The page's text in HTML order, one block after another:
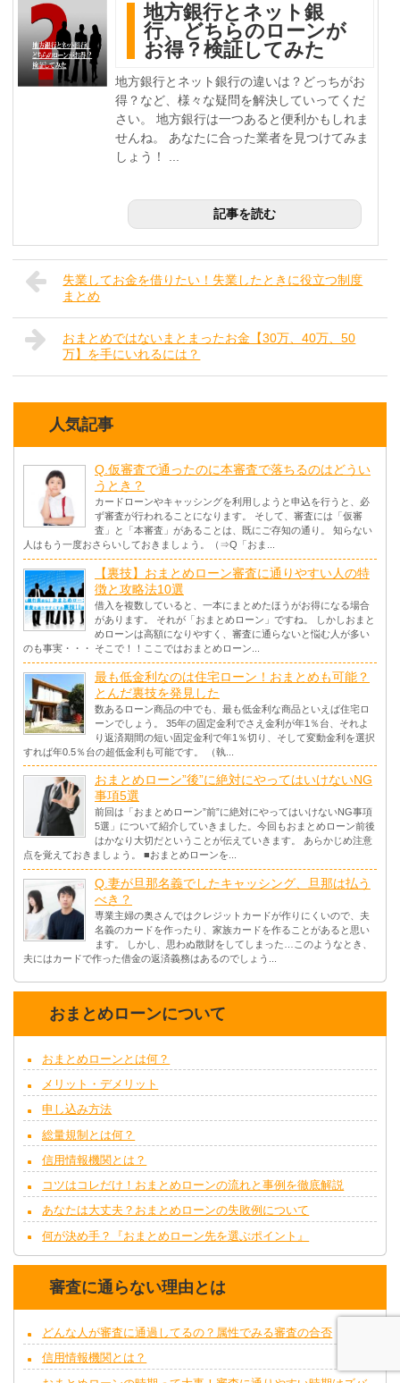
地方銀行とネット銀
行、どちらのローンが
お得？検証してみた
地方銀行とネット銀行の違いは？どっちがお
得？など、様々な疑問を解決していってくだ
さい。 地方銀行は一つあると便利かもしれま
せんね。 あなたに合った業者を見つけてみま
しょう！ ...
記事を読む
失業してお金を借りたい！失業したときに役立つ制度
まとめ
おまとめではないまとまったお金【30万、40万、50
万】を手にいれるには？
人気記事
Q.仮審査で通ったのに本審査で落ちるのはどうい
うとき？
カードローンやキャッシングを利用しようと申込を行うと、必
ず審査が行われることになります。 そして、審査には「仮審
査」と「本審査」があることは、既にご存知の通り。 知らない
人はもう一度おさらいしておきましょう。（⇒Q「おま...
【裏技】おまとめローン審査に通りやすい人の特
徴と攻略法10選
借入を複数していると、一本にまとめたほうがお得になる場合
があります。 それが「おまとめローン」ですね。 しかしおまと
めローンは高額になりやすく、審査に通らないと悩む人が多い
のも事実・・・ そこで！！ここではおまとめローン...
最も低金利なのは住宅ローン！おまとめも可能？
とんだ裏技を発見した
数あるローン商品の中でも、最も低金利な商品といえば住宅ロ
ーンでしょう。 35年の固定金利でさえ金利が年1％台、それよ
り返済期間の短い固定金利で年1％切り、そして変動金利を選択
すれば年0.5％台の超低金利も可能です。 （執...
おまとめローン”後”に絶対にやってはいけないNG
事項5選
前回は「おまとめローン”前”に絶対にやってはいけないNG事項
5選」について紹介していきました。今回もおまとめローン前後
はかなり大切だということが伝えていきます。 あらかじめ注意
点を覚えておきましょう。 ■おまとめローンを...
Q.妻が旦那名義でしたキャッシング、旦那は払う
べき？
専業主婦の奥さんではクレジットカードが作りにくいので、夫
名義のカードを作ったり、家族カードを作ることがあると思い
ます。 しかし、思わぬ散財をしてしまった…このようなとき、
夫にはカードで作った借金の返済義務はあるのでしょう...
おまとめローンについて
おまとめローンとは何？
メリット・デメリット
申し込み方法
総量規制とは何？
信用情報機関とは？
コツはコレだけ！おまとめローンの流れと事例を徹底解説
あなたは大丈夫？おまとめローンの失敗例について
何が決め手？『おまとめローン先を選ぶポイント』
審査に通らない理由とは
どんな人が審査に通過してるの？属性でみる審査の合否
信用情報機関とは？